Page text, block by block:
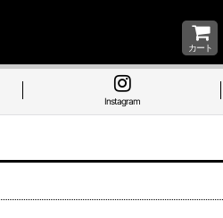
カート
Instagram